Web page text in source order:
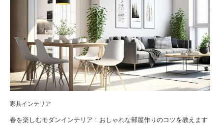
家具インテリア
春を楽しむモダンインテリア！おしゃれな部屋作りのコツを教えます